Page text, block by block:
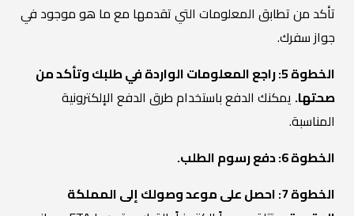
تأكد من تطابق المعلومات التي تقدمها مع ما هو موجود في
جواز سفرك.
الخطوة 5: راجع المعلومات الواردة في طلبك وتأكد من
صحتها. يمكنك الدفع باستخدام طرق الدفع الإلكترونية
المناسبة.
الخطوة 6: دفع رسوم الطلب.
الخطوة 7: احصل على موعد وصولك إلى المملكة